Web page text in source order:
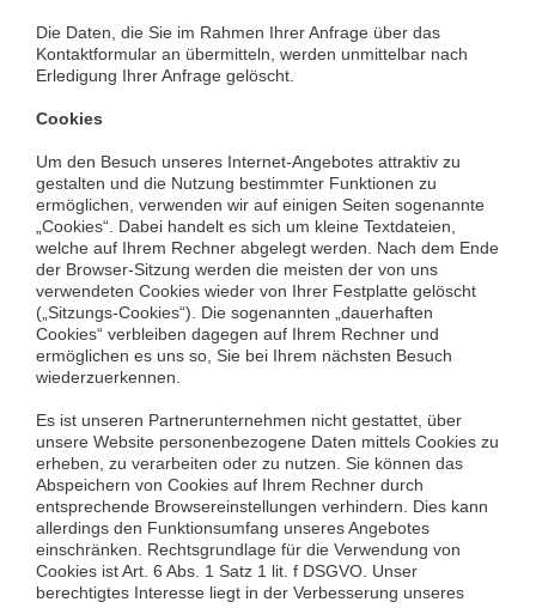
Die Daten, die Sie im Rahmen Ihrer Anfrage über das
Kontaktformular an übermitteln, werden unmittelbar nach
Erledigung Ihrer Anfrage gelöscht.
Cookies
Um den Besuch unseres Internet-Angebotes attraktiv zu
gestalten und die Nutzung bestimmter Funktionen zu
ermöglichen, verwenden wir auf einigen Seiten sogenannte
„Cookies“. Dabei handelt es sich um kleine Textdateien,
welche auf Ihrem Rechner abgelegt werden. Nach dem Ende
der Browser-Sitzung werden die meisten der von uns
verwendeten Cookies wieder von Ihrer Festplatte gelöscht
(„Sitzungs-Cookies“). Die sogenannten „dauerhaften
Cookies“ verbleiben dagegen auf Ihrem Rechner und
ermöglichen es uns so, Sie bei Ihrem nächsten Besuch
wiederzuerkennen.
Es ist unseren Partnerunternehmen nicht gestattet, über
unsere Website personenbezogene Daten mittels Cookies zu
erheben, zu verarbeiten oder zu nutzen. Sie können das
Abspeichern von Cookies auf Ihrem Rechner durch
entsprechende Browsereinstellungen verhindern. Dies kann
allerdings den Funktionsumfang unseres Angebotes
einschränken. Rechtsgrundlage für die Verwendung von
Cookies ist Art. 6 Abs. 1 Satz 1 lit. f DSGVO. Unser
berechtigtes Interesse liegt in der Verbesserung unseres